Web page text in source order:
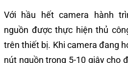
Với hầu hết camera hành
nguồn được thực hiện thủ
trên thiết bị. Khi camera đang
nút nguồn trong 5-10 giây cho